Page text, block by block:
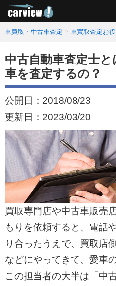
車買取・中古車査定 車買取査定お
中古自動車査定士
車を査定するの？
公開日： 2018/08/23
更新日： 2023/03/20
買取専門店や中古車販売
もりを依頼すると、電話
り合ったうえで、買取店
などにやってきて、愛車
この担当者の大半は「中